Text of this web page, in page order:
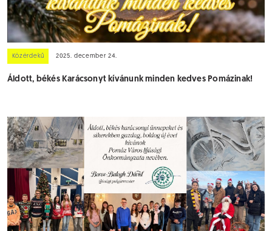
Közérdekű 2025. december 24.
Áldott, békés Karácsonyt kívánunk minden kedves Pomázinak!